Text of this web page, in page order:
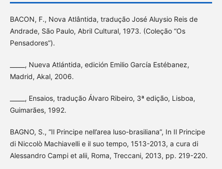
BACON, F., Nova Atlântida, tradução José Aluysio Reis de
Andrade, São Paulo, Abril Cultural, 1973. (Coleção “Os
Pensadores”).
_____, Nueva Atlántida, edición Emilio García Estébanez,
Madrid, Akal, 2006.
_____, Ensaios, tradução Álvaro Ribeiro, 3ª edição, Lisboa,
Guimarães, 1992.
BAGNO, S., “Il Principe nell’area luso-brasiliana”, In Il Principe
di Niccolò Machiavelli e il suo tempo, 1513-2013, a cura di
Alessandro Campi et alii, Roma, Treccani, 2013, pp. 219-220.